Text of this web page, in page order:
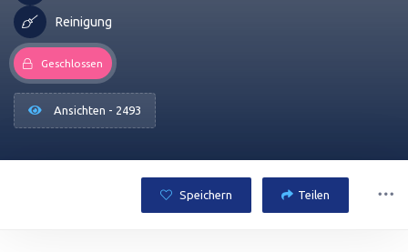
Reinigung
Geschlossen
Ansichten - 2493
Speichern Teilen